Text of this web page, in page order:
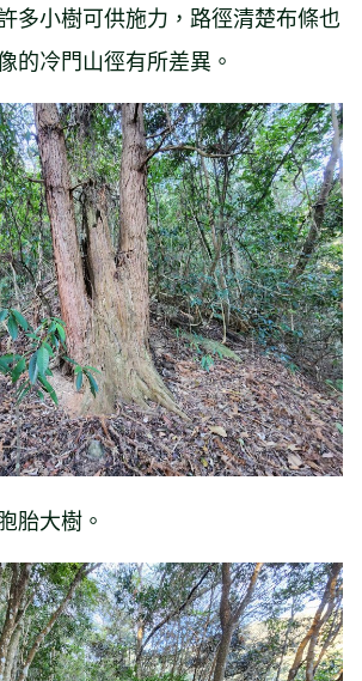
多小樹可供施力，路徑清楚布條也
的冷門山徑有所差異。
胎大樹。